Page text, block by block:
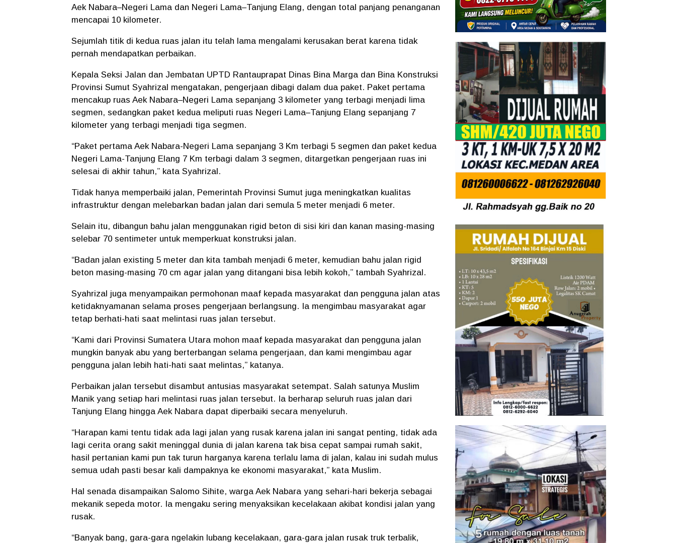
Aek Nabara–Negeri Lama dan Negeri Lama–Tanjung Elang, dengan total panjang penanganan
mencapai 10 kilometer.
Sejumlah titik di kedua ruas jalan itu telah lama mengalami kerusakan berat karena tidak
pernah mendapatkan perbaikan.
Kepala Seksi Jalan dan Jembatan UPTD Rantauprapat Dinas Bina Marga dan Bina Konstruksi
Provinsi Sumut Syahrizal mengatakan, pengerjaan dibagi dalam dua paket. Paket pertama
mencakup ruas Aek Nabara–Negeri Lama sepanjang 3 kilometer yang terbagi menjadi lima
segmen, sedangkan paket kedua meliputi ruas Negeri Lama–Tanjung Elang sepanjang 7
kilometer yang terbagi menjadi tiga segmen.
“Paket pertama Aek Nabara-Negeri Lama sepanjang 3 Km terbagi 5 segmen dan paket kedua
Negeri Lama-Tanjung Elang 7 Km terbagi dalam 3 segmen, ditargetkan pengerjaan ruas ini
selesai di akhir tahun,” kata Syahrizal.
Tidak hanya memperbaiki jalan, Pemerintah Provinsi Sumut juga meningkatkan kualitas
infrastruktur dengan melebarkan badan jalan dari semula 5 meter menjadi 6 meter.
Selain itu, dibangun bahu jalan menggunakan rigid beton di sisi kiri dan kanan masing-masing
selebar 70 sentimeter untuk memperkuat konstruksi jalan.
“Badan jalan existing 5 meter dan kita tambah menjadi 6 meter, kemudian bahu jalan rigid
beton masing-masing 70 cm agar jalan yang ditangani bisa lebih kokoh,” tambah Syahrizal.
Syahrizal juga menyampaikan permohonan maaf kepada masyarakat dan pengguna jalan atas
ketidaknyamanan selama proses pengerjaan berlangsung. Ia mengimbau masyarakat agar
tetap berhati-hati saat melintasi ruas jalan tersebut.
“Kami dari Provinsi Sumatera Utara mohon maaf kepada masyarakat dan pengguna jalan
mungkin banyak abu yang berterbangan selama pengerjaan, dan kami mengimbau agar
pengguna jalan lebih hati-hati saat melintas,” katanya.
Perbaikan jalan tersebut disambut antusias masyarakat setempat. Salah satunya Muslim
Manik yang setiap hari melintasi ruas jalan tersebut. Ia berharap seluruh ruas jalan dari
Tanjung Elang hingga Aek Nabara dapat diperbaiki secara menyeluruh.
“Harapan kami tentu tidak ada lagi jalan yang rusak karena jalan ini sangat penting, tidak ada
lagi cerita orang sakit meninggal dunia di jalan karena tak bisa cepat sampai rumah sakit,
hasil pertanian kami pun tak turun harganya karena terlalu lama di jalan, kalau ini sudah mulus
semua udah pasti besar kali dampaknya ke ekonomi masyarakat,” kata Muslim.
Hal senada disampaikan Salomo Sihite, warga Aek Nabara yang sehari-hari bekerja sebagai
mekanik sepeda motor. Ia mengaku sering menyaksikan kecelakaan akibat kondisi jalan yang
rusak.
“Banyak bang, gara-gara ngelakin lubang kecelakaan, gara-gara jalan rusak truk terbalik,